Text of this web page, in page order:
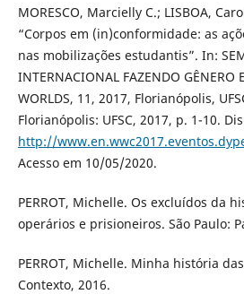
MORESCO, Marcielly C.; LISBOA,
“Corpos em (in)conformidade: as
nas mobilizações estudantis”. In:
INTERNACIONAL FAZENDO GÊNERO
WORLDS, 11, 2017, Florianópolis,
Florianópolis: UFSC, 2017, p. 1-10.
http://
Acesso em 10/05/2020.
PERROT, Michelle. Os excluídos da
operários e prisioneiros. São Paulo:
PERROT, Michelle. Minha história
Contexto, 2016.